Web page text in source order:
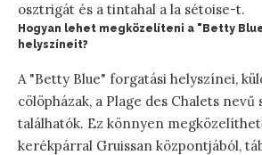
osztrigát és a tintahal a la sétoise-t.
Hogyan lehet megközelíteni a "Betty
helyszíneit?
A "Betty Blue" forgatási helyszínei,
cölöpházak, a Plage des Chalets nevű
találhatók. Ez könnyen
kerékpárral Gruissan központjából,